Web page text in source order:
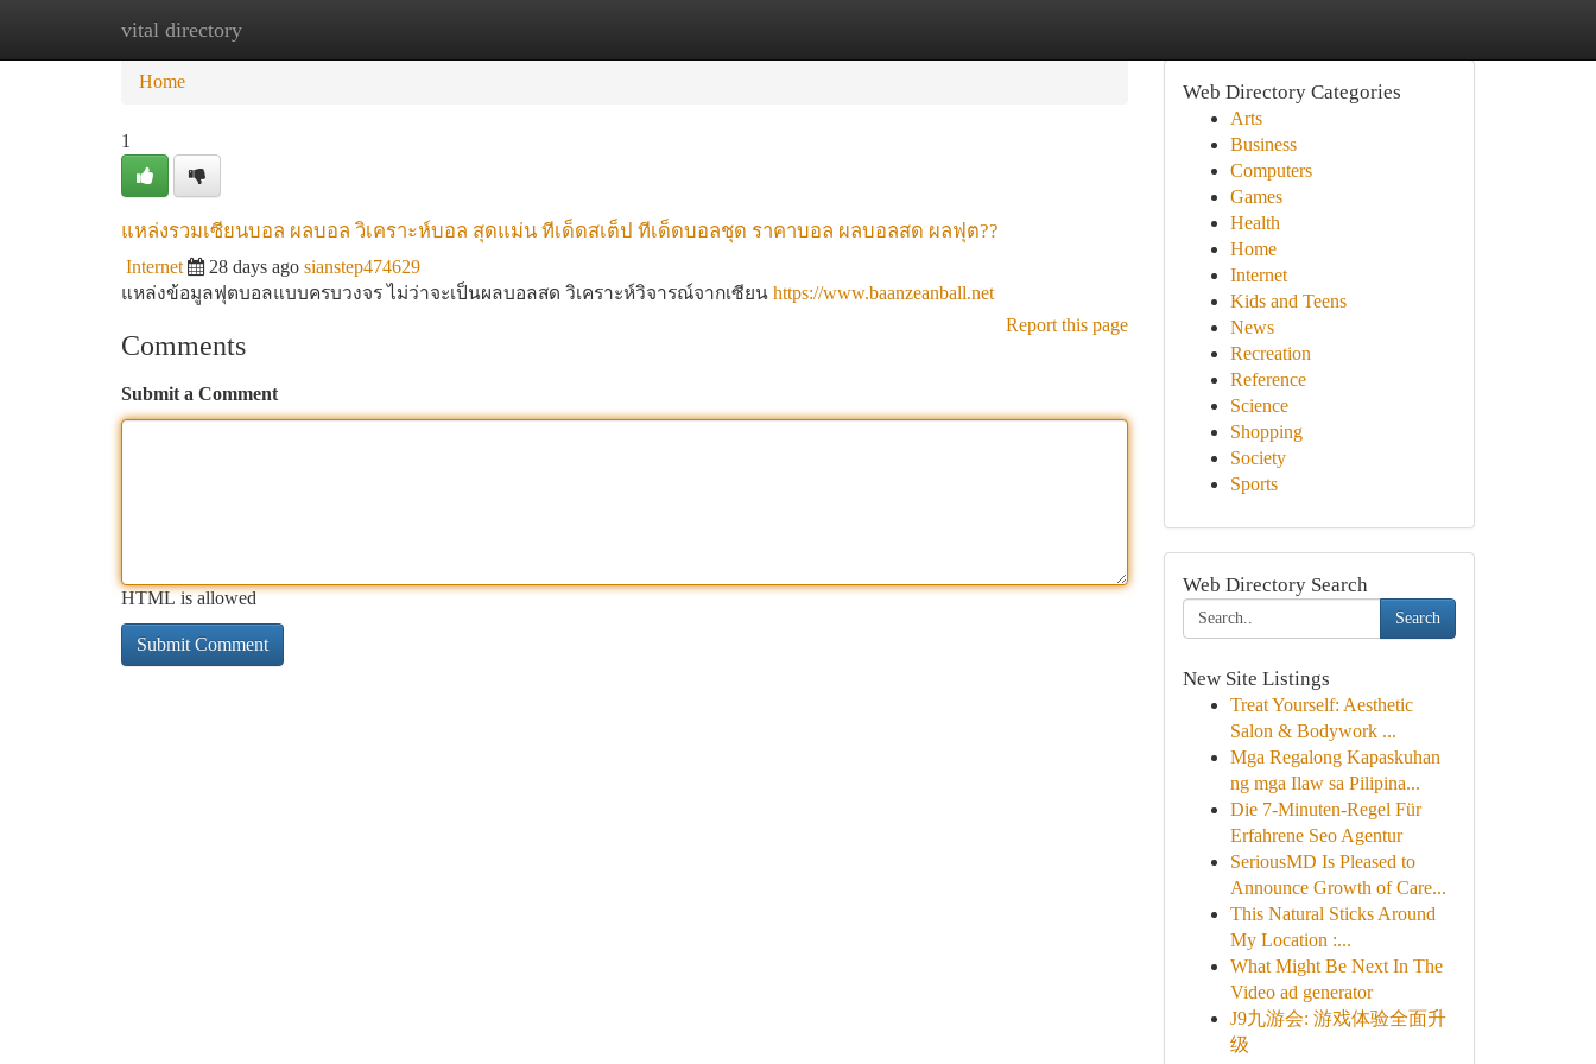
vital directory
Home New Site Listings
Home
1
แหล่งรวมเซียนบอล ผลบอล วิเคราะห์บอล สุดแม่น ทีเด็ดสเต็ป ทีเด็ดบอลชุด ราคาบอล ผลบอลสด ผลฟุต??
Internet 28 days ago sianstep474629
แหล่งข้อมูลฟุตบอลแบบครบวงจร ไม่ว่าจะเป็นผลบอลสด วิเคราะห์วิจารณ์จากเซียน https://www.baanzeanball.net
Report this page
Comments
Submit a Comment
HTML is allowed
Web Directory Categories
Arts
Business
Computers
Games
Health
Home
Internet
Kids and Teens
News
Recreation
Reference
Science
Shopping
Society
Sports
Web Directory Search
Search
New Site Listings
Treat Yourself: Aesthetic
Salon & Bodywork ...
Mga Regalong Kapaskuhan
ng mga Ilaw sa Pilipina...
Die 7-Minuten-Regel Für
Erfahrene Seo Agentur
SeriousMD Is Pleased to
Announce Growth of Care...
This Natural Sticks Around
My Location :...
What Might Be Next In The
Video ad generator
J9九游会: 游戏体验全面升
级